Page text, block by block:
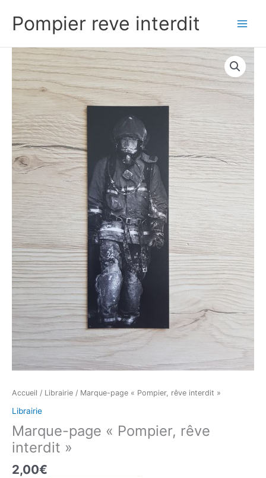
contenu
Pompier reve interdit
Accueil / Librairie / Marque-page « Pompier, rêve interdit »
Librairie
Marque-page « Pompier, rêve
interdit »
2,00€